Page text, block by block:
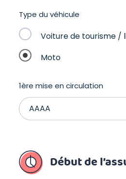
Type du véhicule
Voiture de tourisme /
Moto
1ère mise en circulation
Début de